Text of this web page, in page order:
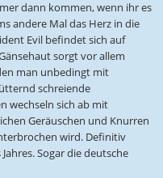
dann kommen, wenn ihr es
andere Mal das Herz in die
Evil befindet sich auf
sorgt vor allem
man unbedingt mit
schreiende
wechseln sich ab mit
Geräuschen und Knurren
wird. Definitiv
Sogar die deutsche